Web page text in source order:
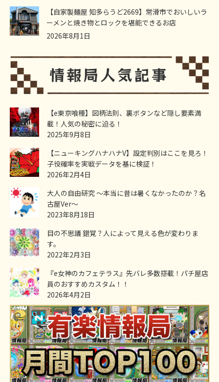
【自家製麺屋 知多らうど2669】常滑市でおいしいラ
ーメンと焼き物とロックを堪能できるお店
2026年8月1日
【e東京喰種】図柄法則、裏ボタンなど隠し要素満
載！人気の秘密に迫る！
2025年9月8日
【ニューキングハナハナV】設定判別はここを見ろ！
子役確率を実戦データを基に検証！
2026年2月4日
大人の自由研究 ～本当に昔は暑くなかったのか？名
古屋Ver～
2023年8月18日
目の不思議 錯覚？人によって見える色が変わりま
す。
2022年2月3日
『e女神のカフェテラス』先バレ多数搭載！パチ屋店
員のおすすめカスタム！！
2026年4月2日